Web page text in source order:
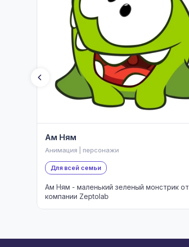
Ам Ням
Анимация | персонажи
Для всей семьи
Ам Ням - маленький зеленый монстрик от
компании Zeptolab